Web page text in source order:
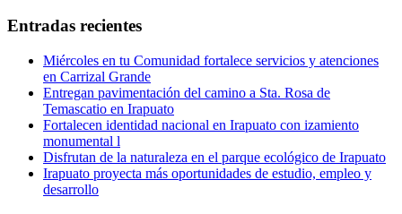
Entradas recientes
Miércoles en tu Comunidad fortalece servicios y atenciones
en Carrizal Grande
Entregan pavimentación del camino a Sta. Rosa de
Temascatio en Irapuato
Fortalecen identidad nacional en Irapuato con izamiento
monumental l
Disfrutan de la naturaleza en el parque ecológico de Irapuato
Irapuato proyecta más oportunidades de estudio, empleo y
desarrollo